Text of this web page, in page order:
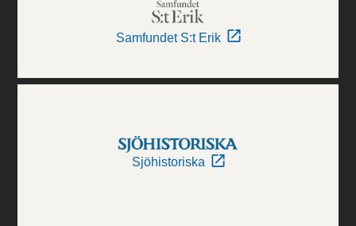
Samfundet S:t Erik
Sjöhistoriska